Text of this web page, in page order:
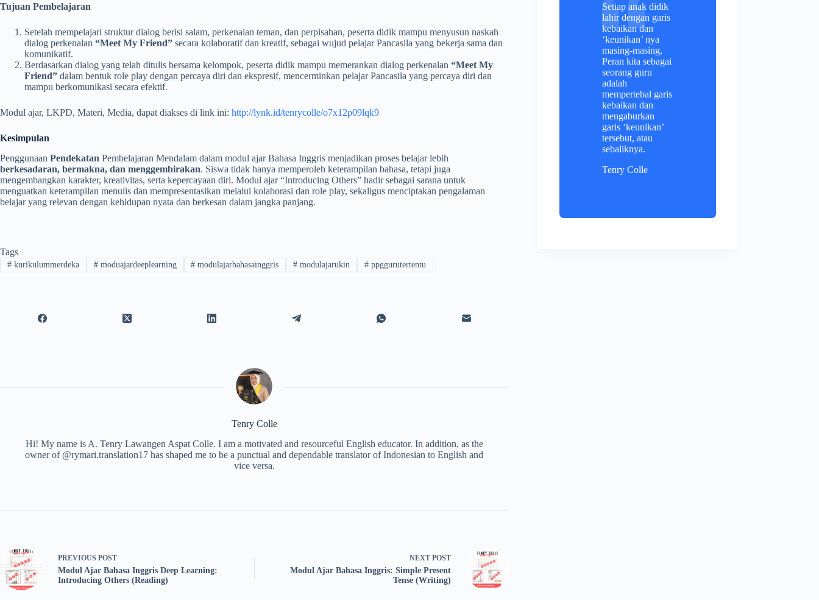
Tujuan Pembelajaran
Setelah mempelajari struktur dialog berisi salam, perkenalan teman, dan perpisahan, peserta didik mampu menyusun naskah
dialog perkenalan “Meet My Friend” secara kolaboratif dan kreatif, sebagai wujud pelajar Pancasila yang bekerja sama dan
komunikatif.
Berdasarkan dialog yang telah ditulis bersama kelompok, peserta didik mampu memerankan dialog perkenalan “Meet My
Friend” dalam bentuk role play dengan percaya diri dan ekspresif, mencerminkan pelajar Pancasila yang percaya diri dan
mampu berkomunikasi secara efektif.
Modul ajar, LKPD, Materi, Media, dapat diakses di link ini: http://lynk.id/tenrycolle/o7x12p09lqk9
Kesimpulan
Penggunaan Pendekatan Pembelajaran Mendalam dalam modul ajar Bahasa Inggris menjadikan proses belajar lebih
berkesadaran, bermakna, dan menggembirakan. Siswa tidak hanya memperoleh keterampilan bahasa, tetapi juga
mengembangkan karakter, kreativitas, serta kepercayaan diri. Modul ajar “Introducing Others” hadir sebagai sarana untuk
menguatkan keterampilan menulis dan mempresentasikan melalui kolaborasi dan role play, sekaligus menciptakan pengalaman
belajar yang relevan dengan kehidupan nyata dan berkesan dalam jangka panjang.
Tags
#kurikulummerdeka #moduajardeeplearning # modulajarbahasainggris # modulajarukin # ppggurutertentu
Tenry Colle
Hi! My name is A. Tenry Lawangen Aspat Colle. I am a motivated and resourceful English educator. In addition, as the
owner of @rymari.translation17 has shaped me to be a punctual and dependable translator of Indonesian to English and
vice versa.
PREVIOUS POST
Modul Ajar Bahasa Inggris Deep Learning:
Introducing Others (Reading)
NEXT POST
Modul Ajar Bahasa Inggris: Simple Present
Tense (Writing)
Setiap anak didik
lahir dengan garis
kebaikan dan
‘keunikan’ nya
masing-masing,
Peran kita sebagai
seorang guru
adalah
mempertebal garis
kebaikan dan
mengaburkan
garis ‘keunikan’
tersebut, atau
sebaliknya.
Tenry Colle